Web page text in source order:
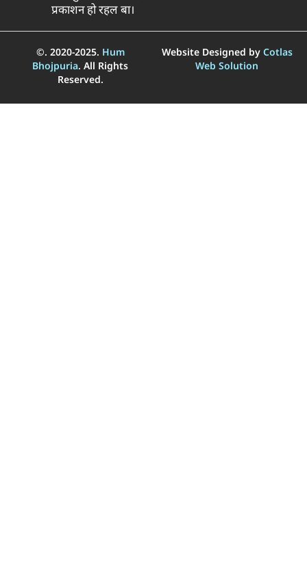
प्रकाशन हो रहल बा।
©. 2020-2025. Hum
Bhojpuria. All Rights
Reserved.
Website Designed by Cotlas
Web Solution